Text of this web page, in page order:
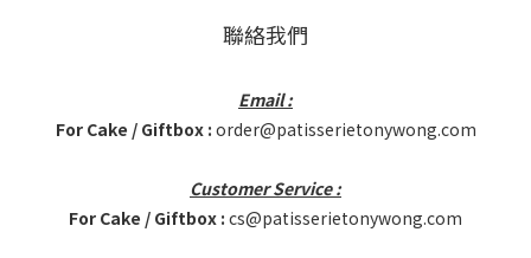
聯絡我們
Email :
For Cake / Giftbox : order@patisserietonywong.com
Customer Service :
For Cake / Giftbox : cs@patisserietonywong.com